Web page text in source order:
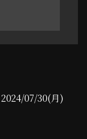
07/30(月)